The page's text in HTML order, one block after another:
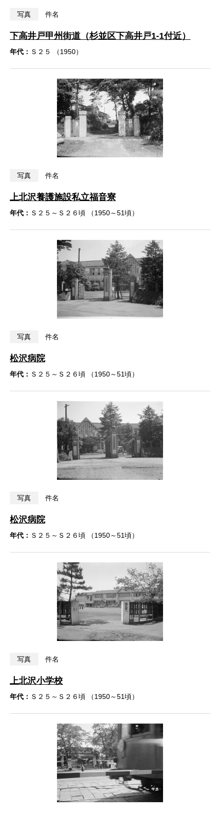
写真 件名
下高井戸甲州街道（杉並区下高井戸1-1付近）
年代： Ｓ２５ （1950）
写真 件名
上北沢養護施設私立福音寮
年代： Ｓ２５～Ｓ２６頃 （1950～51頃）
写真 件名
松沢病院
年代： Ｓ２５～Ｓ２６頃 （1950～51頃）
写真 件名
松沢病院
年代： Ｓ２５～Ｓ２６頃 （1950～51頃）
写真 件名
上北沢小学校
年代： Ｓ２５～Ｓ２６頃 （1950～51頃）